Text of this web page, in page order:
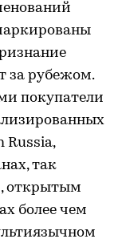
за рубежом.
покупатели
Russia,
так
открытым
более чем